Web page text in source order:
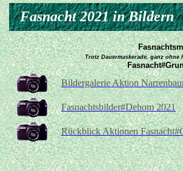
Fasnacht 2021 in Bildern
Trotz Dauermaskerade, ganz ohne
BildergalerieAktion
Fasnachtsbilder#Dehom 2021
Rückblick Aktionen